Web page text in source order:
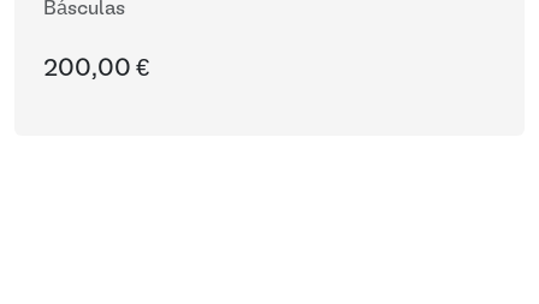
Básculas
200,00 €